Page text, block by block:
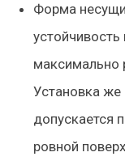
Форма
устойчивость
максимально
Установка
допускается
ровной